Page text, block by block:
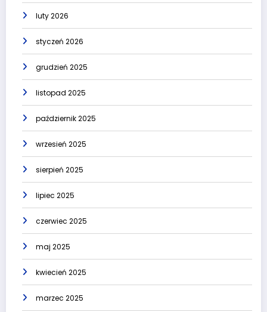
luty 2026
styczeń 2026
grudzień 2025
listopad 2025
październik 2025
wrzesień 2025
sierpień 2025
lipiec 2025
czerwiec 2025
maj 2025
kwiecień 2025
marzec 2025